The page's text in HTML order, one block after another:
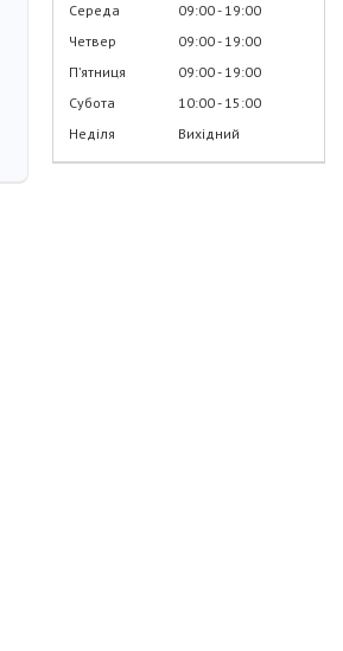
Середа
09:00 19:00
Четвер
09:00 19:00
Пʼятниця
09:00 19:00
Субота
10:00 15:00
Неділя
Вихідний